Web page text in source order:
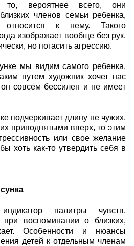
то, вероятнее всего, они
членов семьи ребенка,
относится к нему. Такого
изображает вообще без рук,
но погасить агрессию.
мы видим самого ребенка,
путем художник хочет нас
совсем бессилен и не имеет
подчеркивает длину не чужих,
приподнятыми вверх, то этим
или свое желание
хоть как-то утвердить себя в
палитры чувств,
при воспоминании о близких,
Особенности и нюансы
детей к отдельным членам